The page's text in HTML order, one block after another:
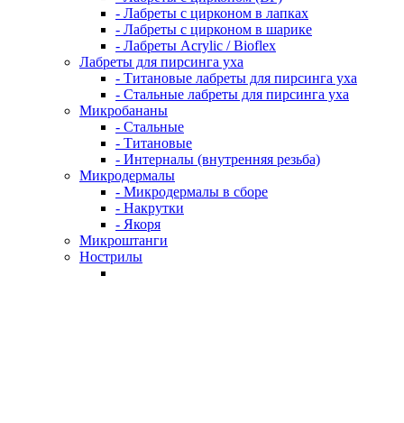
- Лабреты с цирконом в лапках
- Лабреты с цирконом в шарике
- Лабреты Acrylic / Bioflex
Лабреты для пирсинга уха
- Титановые лабреты для пирсинга уха
- Стальные лабреты для пирсинга уха
Микробананы
- Стальные
- Титановые
- Интерналы (внутренняя резьба)
Микродермалы
- Микродермалы в сборе
- Накрутки
- Якоря
Микроштанги
Нострилы